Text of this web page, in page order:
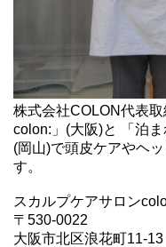
株式会社COLON代表
colon:」(大阪)と 「泊
(岡山)で頭皮ケアやヘ
す。
スカルプケアサロン
〒530-0022
大阪市北区浪花町11-